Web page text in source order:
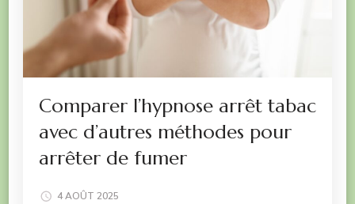
Comparer l’hypnose arrêt tabac
avec d’autres méthodes pour
arrêter de fumer
4 AOÛT 2025